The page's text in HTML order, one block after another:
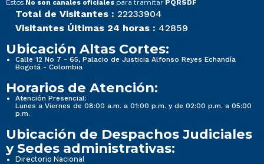
Estos No son canales oficiales para tramitar PQRSDF
Total de Visitantes : 22233904
Visitantes Últimas 24 horas : 42859
Ubicación Altas Cortes:
Calle 12 No 7 - 65, Palacio de Justicia Alfonso Reyes Echandía
Bogotá - Colombia
Horarios de Atención:
Atención Presencial:
Lunes a Viernes de 08:00 a.m. a 01:00 p.m. y de 02:00 p.m. a 05:00
p.m.
Ubicación de Despachos Judiciales
y Sedes administrativas:
Directorio Nacional